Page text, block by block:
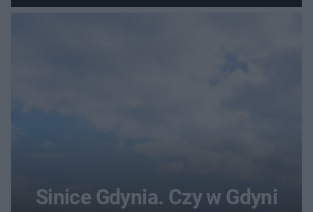
pogodowe
Sinice Gdynia. Czy w Gdyni